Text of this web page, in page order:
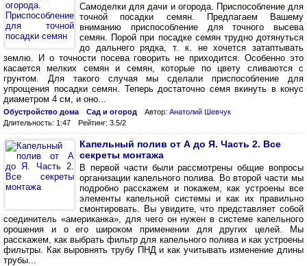
Самоделки для дачи и огорода. Приспособление для
точной посадки семян. Предлагаем Вашему
вниманию приспособление для точного высева
семян. Порой при посадке семян трудно дотянуться
до дальнего рядка, т. к. не хочется затаптывать
землю. И о точности посева говорить не приходится. Особенно это
касается мелких семян и семян, которые по цвету сливаются с
грунтом. Для такого случая мы сделали приспособление для
упрощения посадки семян. Теперь достаточно семя вкинуть в конус
диаметром 4 см, и оно...
Обустройство дома Сад и огород Автор: Анатолий Шевчук
Длительность: 1:47
Рейтинг: 3.5/2
Капельный полив от А до Я. Часть 2. Все
секреты монтажа
В первой части были рассмотрены общие вопросы
организации капельного полива. Во второй части мы
подробно расскажем и покажем, как устроены все
элементы капельной системы и как их правильно
смонтировать. Вы увидите, что представляет собой
соединитель «американка», для чего он нужен в системе капельного
орошения и о его широком применении для других целей. Мы
расскажем, как выбрать фильтр для капельного полива и как устроены
фильтры. Как выровнять трубу ПНД и как учитывать изменение длины
трубы...